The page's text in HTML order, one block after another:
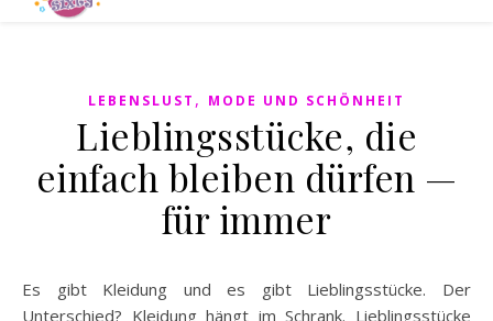
LEBENSLUST , MODE UND SCHÖNHEIT
Lieblingsstücke, die
einfach bleiben dürfen —
für immer
Es gibt Kleidung und es gibt Lieblingsstücke. Der
Unterschied? Kleidung hängt im Schrank. Lieblingsstücke